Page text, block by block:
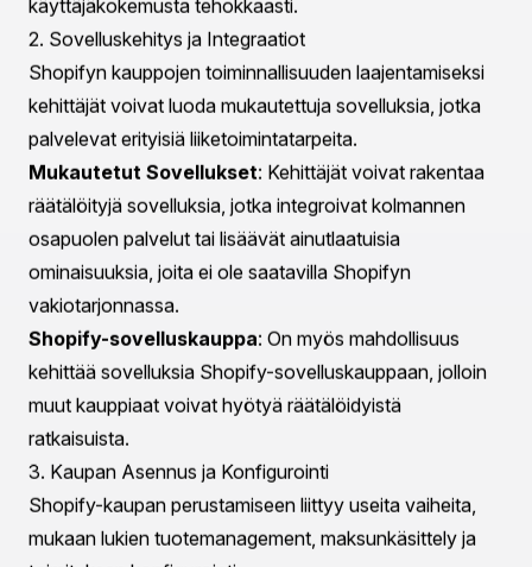
Shopify-verkkokehityksen keskeiset osat
Shopify-verkkokehityksen ytimessä on useita keskeisiä
osia, jotka toimivat yhdessä luodakseen täysin toimivan
verkkokaupan. Alla tutkimme näitä osia tarkemmin.
1. Teeman Kehitys ja Mukauttaminen
Verkkokaupan visuaalinen ilme on ratkaisevan tärkeää
asiakkaiden houkuttelemiseksi ja pitämiseksi. Shopify
mahdollistaa kehittäjien luoda mukautettuja teemoja tai
muokata olemassa olevia varmistaen, että jokainen
kauppa on ainutlaatuinen.
Mukautetut Teemat: Kokeneet kehittäjät voivat
rakentaa räätälöityjä teemoja, jotka vastaavat brändin
erityistarpeita, varmistaen, että verkkosivusto erottuu
kilpailijoista.
Liquid-mallintamis kieli: Shopify käyttää Liquid-
nimistä mallinta kieltä, joka mahdollistaa kehittäjien
luoda dynaamista sisältöä ja räätälöidä